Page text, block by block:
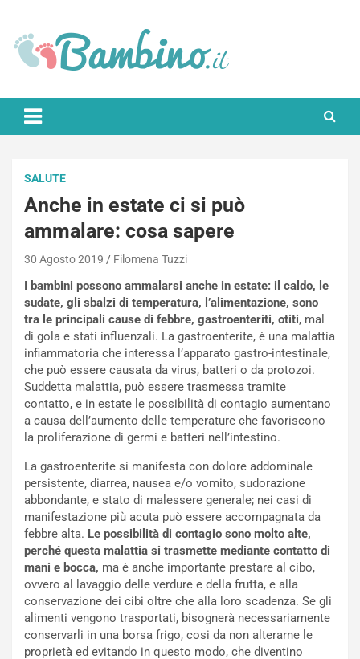
content
Bambino.it
SALUTE
Anche in estate ci si può
ammalare: cosa sapere
30 Agosto 2019 Filomena Tuzzi
I bambini possono ammalarsi anche in estate: il caldo, le
sudate, gli sbalzi di temperatura, l’alimentazione, sono
tra le principali cause di febbre, gastroenteriti, otiti, mal
di gola e stati influenzali. La gastroenterite, è una malattia
infiammatoria che interessa l’apparato gastro-intestinale,
che può essere causata da virus, batteri o da protozoi.
Suddetta malattia, può essere trasmessa tramite
contatto, e in estate le possibilità di contagio aumentano
a causa dell’aumento delle temperature che favoriscono
la proliferazione di germi e batteri nell’intestino.
La gastroenterite si manifesta con dolore addominale
persistente, diarrea, nausea e/o vomito, sudorazione
abbondante, e stato di malessere generale; nei casi di
manifestazione più acuta può essere accompagnata da
febbre alta. Le possibilità di contagio sono molto alte,
perché questa malattia si trasmette mediante contatto di
mani e bocca, ma è anche importante prestare al cibo,
ovvero al lavaggio delle verdure e della frutta, e alla
conservazione dei cibi oltre che alla loro scadenza. Se gli
alimenti vengono trasportati, bisognerà necessariamente
conservarli in una borsa frigo, cosi da non alterarne le
proprietà ed evitando in questo modo, che diventino